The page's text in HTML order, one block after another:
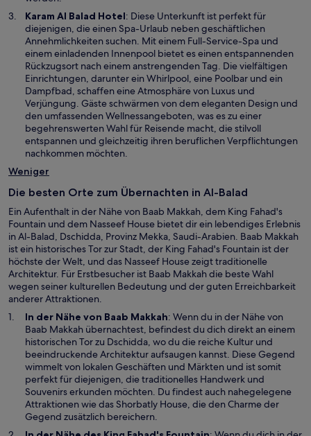
e
ö
f
f
n
e
t
u
e
n
F
e
n
s
t
e
r
g
e
n
e
t
Karam Al Balad HotelW
i
r
d
i
n
e
i
n
e
m
e
F
e
n
s
t
e
r
e
ö
f
f
n
e
t
: Diese Unterkunft ist perfekt für
diejenigen, die einen Spa-Urlaub neben geschäftlichen
Annehmlichkeiten suchen. Mit einem Full-Service-Spa und
einem einladenden Innenpool bietet es einen entspannenden
Rückzugsort nach einem anstrengenden Tag. Die vielfältigen
Einrichtungen, darunter ein Whirlpool, eine Poolbar und ein
Dampfbad, schaffen eine Atmosphäre von Luxus und
Verjüngung. Gäste schwärmen von dem eleganten Design und
den umfassenden Wellnessangeboten, was es zu einer
begehrenswerten Wahl für Reisende macht, die stilvoll
entspannen und gleichzeitig ihren beruflichen Verpflichtungen
nachkommen möchten.
Weniger
Die besten Orte zum Übernachten in Al-Balad
Ein Aufenthalt in der Nähe von Baab Makkah, dem King Fahad's
Fountain und dem Nasseef House bietet dir ein lebendiges Erlebnis
in Al-Balad, Dschidda, Provinz Mekka, Saudi-Arabien. Baab Makkah
ist ein historisches Tor zur Stadt, der King Fahad's Fountain ist der
höchste der Welt, und das Nasseef House zeigt traditionelle
Architektur. Für Erstbesucher ist Baab Makkah die beste Wahl
wegen seiner kulturellen Bedeutung und der guten Erreichbarkeit
anderer Attraktionen.
In der Nähe von Baab MakkahW
i
r
d
i
n
e
i
e
: Wenn du in der Nähe von
Baab Makkah übernachtest, befindest du dich direkt an einem
historischen Tor zu Dschidda, wo du die reiche Kultur und
beeindruckende Architektur aufsaugen kannst. Diese Gegend
wimmelt von lokalen Geschäften und Märkten und ist somit
perfekt für diejenigen, die traditionelles Handwerk und
Souvenirs erkunden möchten. Du findest auch nahegelegene
Attraktionen wie das Shorbatly House, die den Charme der
Gegend zusätzlich bereichern.